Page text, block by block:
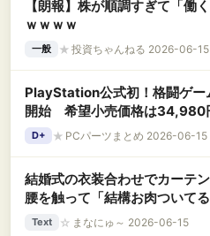
【朗報】株が順調すぎて「働
ｗｗｗｗ
一般 ★ 投資ちゃんねる 2026-06-15
PlayStation公式初！格闘ゲー
開始 希望小売価格は34,980
D+ ★ PCパーツまとめ 2026-06-15
結婚式の衣装合わせでカーテ
腰を触って「結構お肉ついて
てきたトメ。婚約者に激怒し
Text ☆ まなにゅ～ 2026-06-15